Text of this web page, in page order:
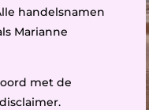
handelsnamen
Marianne
met de